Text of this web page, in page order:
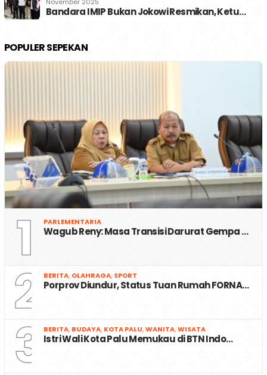
November 2025
Bandara IMIP Bukan Jokowi Resmikan, Ketu…
POPULER SEPEKAN
1 PARLEMENTARIA
Wagub Reny: Masa Transisi Darurat Gempa …
2 BERITA, OLAHRAGA, SPORT
Porprov Diundur, Status Tuan Rumah FORNA…
3 BERITA, BUDAYA, KOTA PALU,WANITA,WISATA
Istri Wali Kota Palu Memukau di BTN Indo…